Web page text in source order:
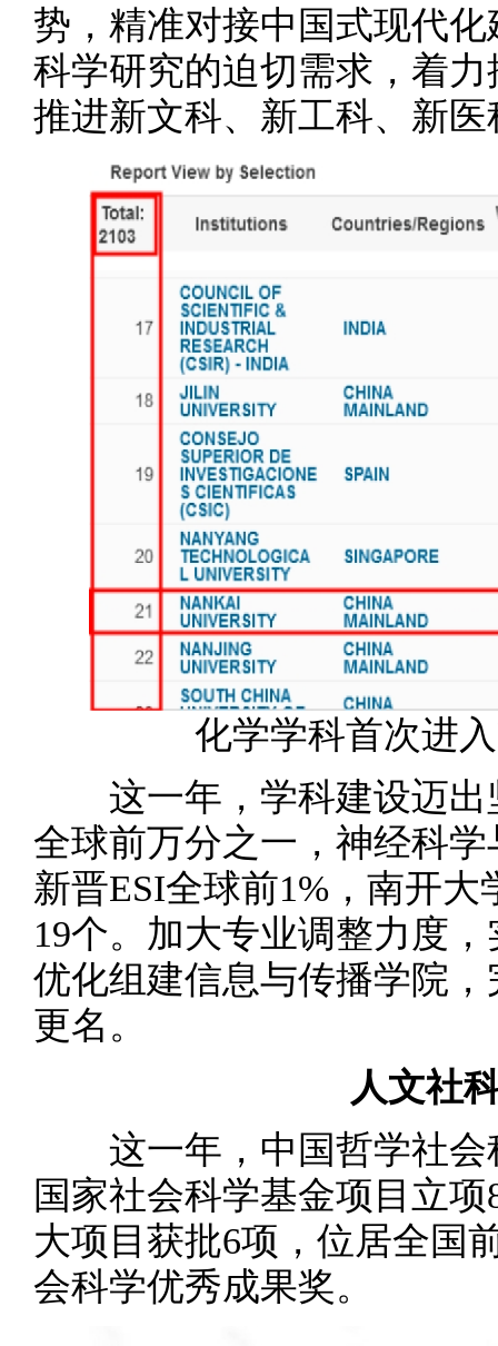
势，精准对接中国式现代
科学研究的迫切需求，着
推进新文科、新工科、新
化学学科首次进
这一年，学科建设迈出
全球前万分之一，神经科
新晋ESI全球前1%，南开
19个。加大专业调整力度
优化组建信息与传播学院
更名。
人文社
这一年，中国哲学社会
国家社会科学基金项目立
大项目获批6项，位居全国
会科学优秀成果奖。